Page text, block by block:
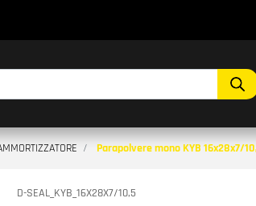
automaticamente gli altri filtri disponibili.
Parapolvere mono KYB 16x28x7/
D-SEAL_KYB_16X28X7/10,5